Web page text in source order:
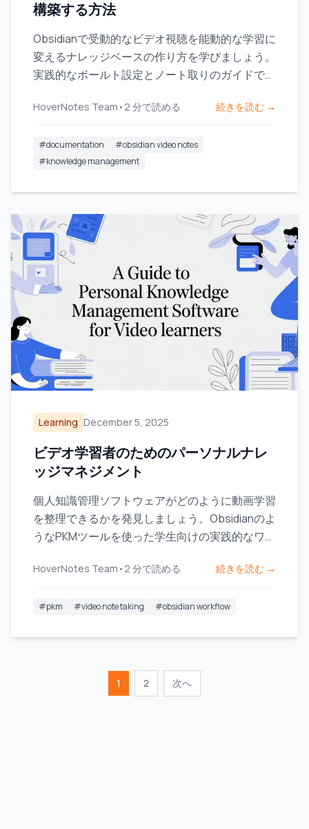
構築する方法
Obsidianで受動的なビデオ視聴を能動的な学習に
変えるナレッジベースの作り方を学びましょう。
実践的なボールト設定とノート取りのガイドで
HoverNotes Team • 2 分で読める 続きを読む →
#documentation #obsidian video notes
#knowledge management
Learning December 5, 2025
ビデオ学習者のためのパーソナルナレ
ッジマネジメント
個人知識管理ソフトウェアがどのように動画学習
を整理できるかを発見しましょう。Obsidianのよ
うなPKMツールを使った学生向けの実践的なワー
HoverNotes Team • 2 分で読める 続きを読む →
#pkm #video note taking #obsidian workflow
1 2 次へ